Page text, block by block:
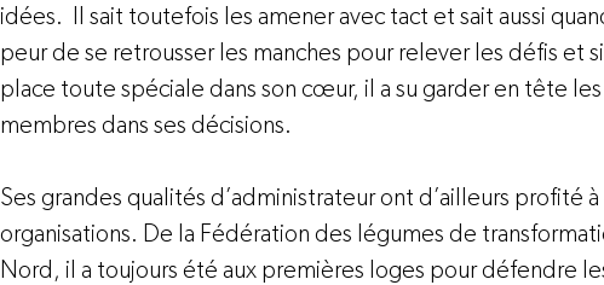
idées.  Il sait toutefois les amener avec tact et sait aussi
peur de se retrousser les manches pour relever les défis et
place toute spéciale dans son cœur, il a su garder en tête
membres dans ses décisions.
Ses grandes qualités d’administrateur ont d’ailleurs profité
organisations. De la Fédération des légumes de
Nord, il a toujours été aux premières loges pour défendre